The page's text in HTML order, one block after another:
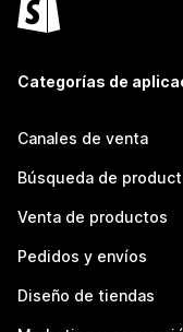
Categorías de
Canales de venta
Búsqueda de
Venta de productos
Pedidos y envíos
Diseño de tiendas